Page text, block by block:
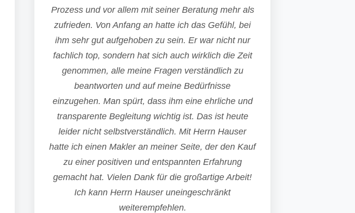
Prozess und vor allem mit seiner Beratung mehr als
zufrieden. Von Anfang an hatte ich das Gefühl, bei
ihm sehr gut aufgehoben zu sein. Er war nicht nur
fachlich top, sondern hat sich auch wirklich die Zeit
genommen, alle meine Fragen verständlich zu
beantworten und auf meine Bedürfnisse
einzugehen. Man spürt, dass ihm eine ehrliche und
transparente Begleitung wichtig ist. Das ist heute
leider nicht selbstverständlich. Mit Herrn Hauser
hatte ich einen Makler an meiner Seite, der den Kauf
zu einer positiven und entspannten Erfahrung
gemacht hat. Vielen Dank für die großartige Arbeit!
Ich kann Herrn Hauser uneingeschränkt
weiterempfehlen.